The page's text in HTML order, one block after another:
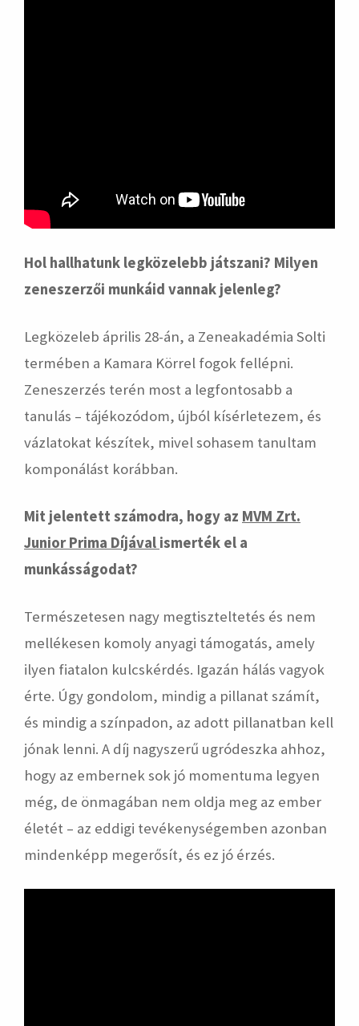
Hol hallhatunk legközelebb játszani? Milyen
zeneszerzői munkáid vannak jelenleg?
Legközeleb április 28-án, a Zeneakadémia Solti
termében a Kamara Körrel fogok fellépni.
Zeneszerzés terén most a legfontosabb a
tanulás – tájékozódom, újból kísérletezem, és
vázlatokat készítek, mivel sohasem tanultam
komponálást korábban.
Mit jelentett számodra, hogy az MVM Zrt.
Junior Prima Díjával ismerték el a
munkásságodat?
Természetesen nagy megtiszteltetés és nem
mellékesen komoly anyagi támogatás, amely
ilyen fiatalon kulcskérdés. Igazán hálás vagyok
érte. Úgy gondolom, mindig a pillanat számít,
és mindig a színpadon, az adott pillanatban kell
jónak lenni. A díj nagyszerű ugródeszka ahhoz,
hogy az embernek sok jó momentuma legyen
még, de önmagában nem oldja meg az ember
életét – az eddigi tevékenységemben azonban
mindenképp megerősít, és ez jó érzés.